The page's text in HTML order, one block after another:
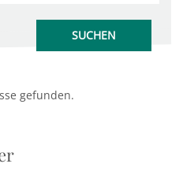
gefunden.